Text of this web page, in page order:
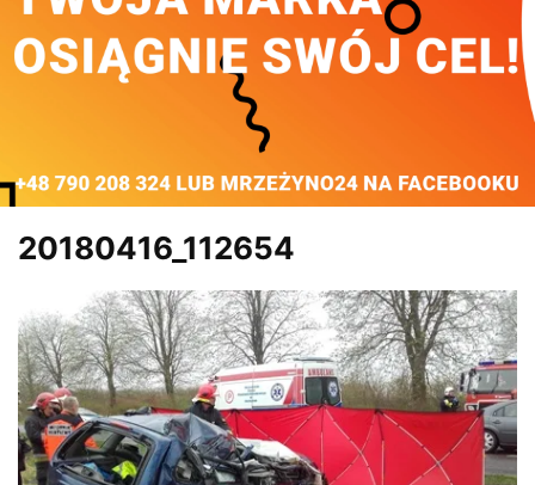
20180416_112654